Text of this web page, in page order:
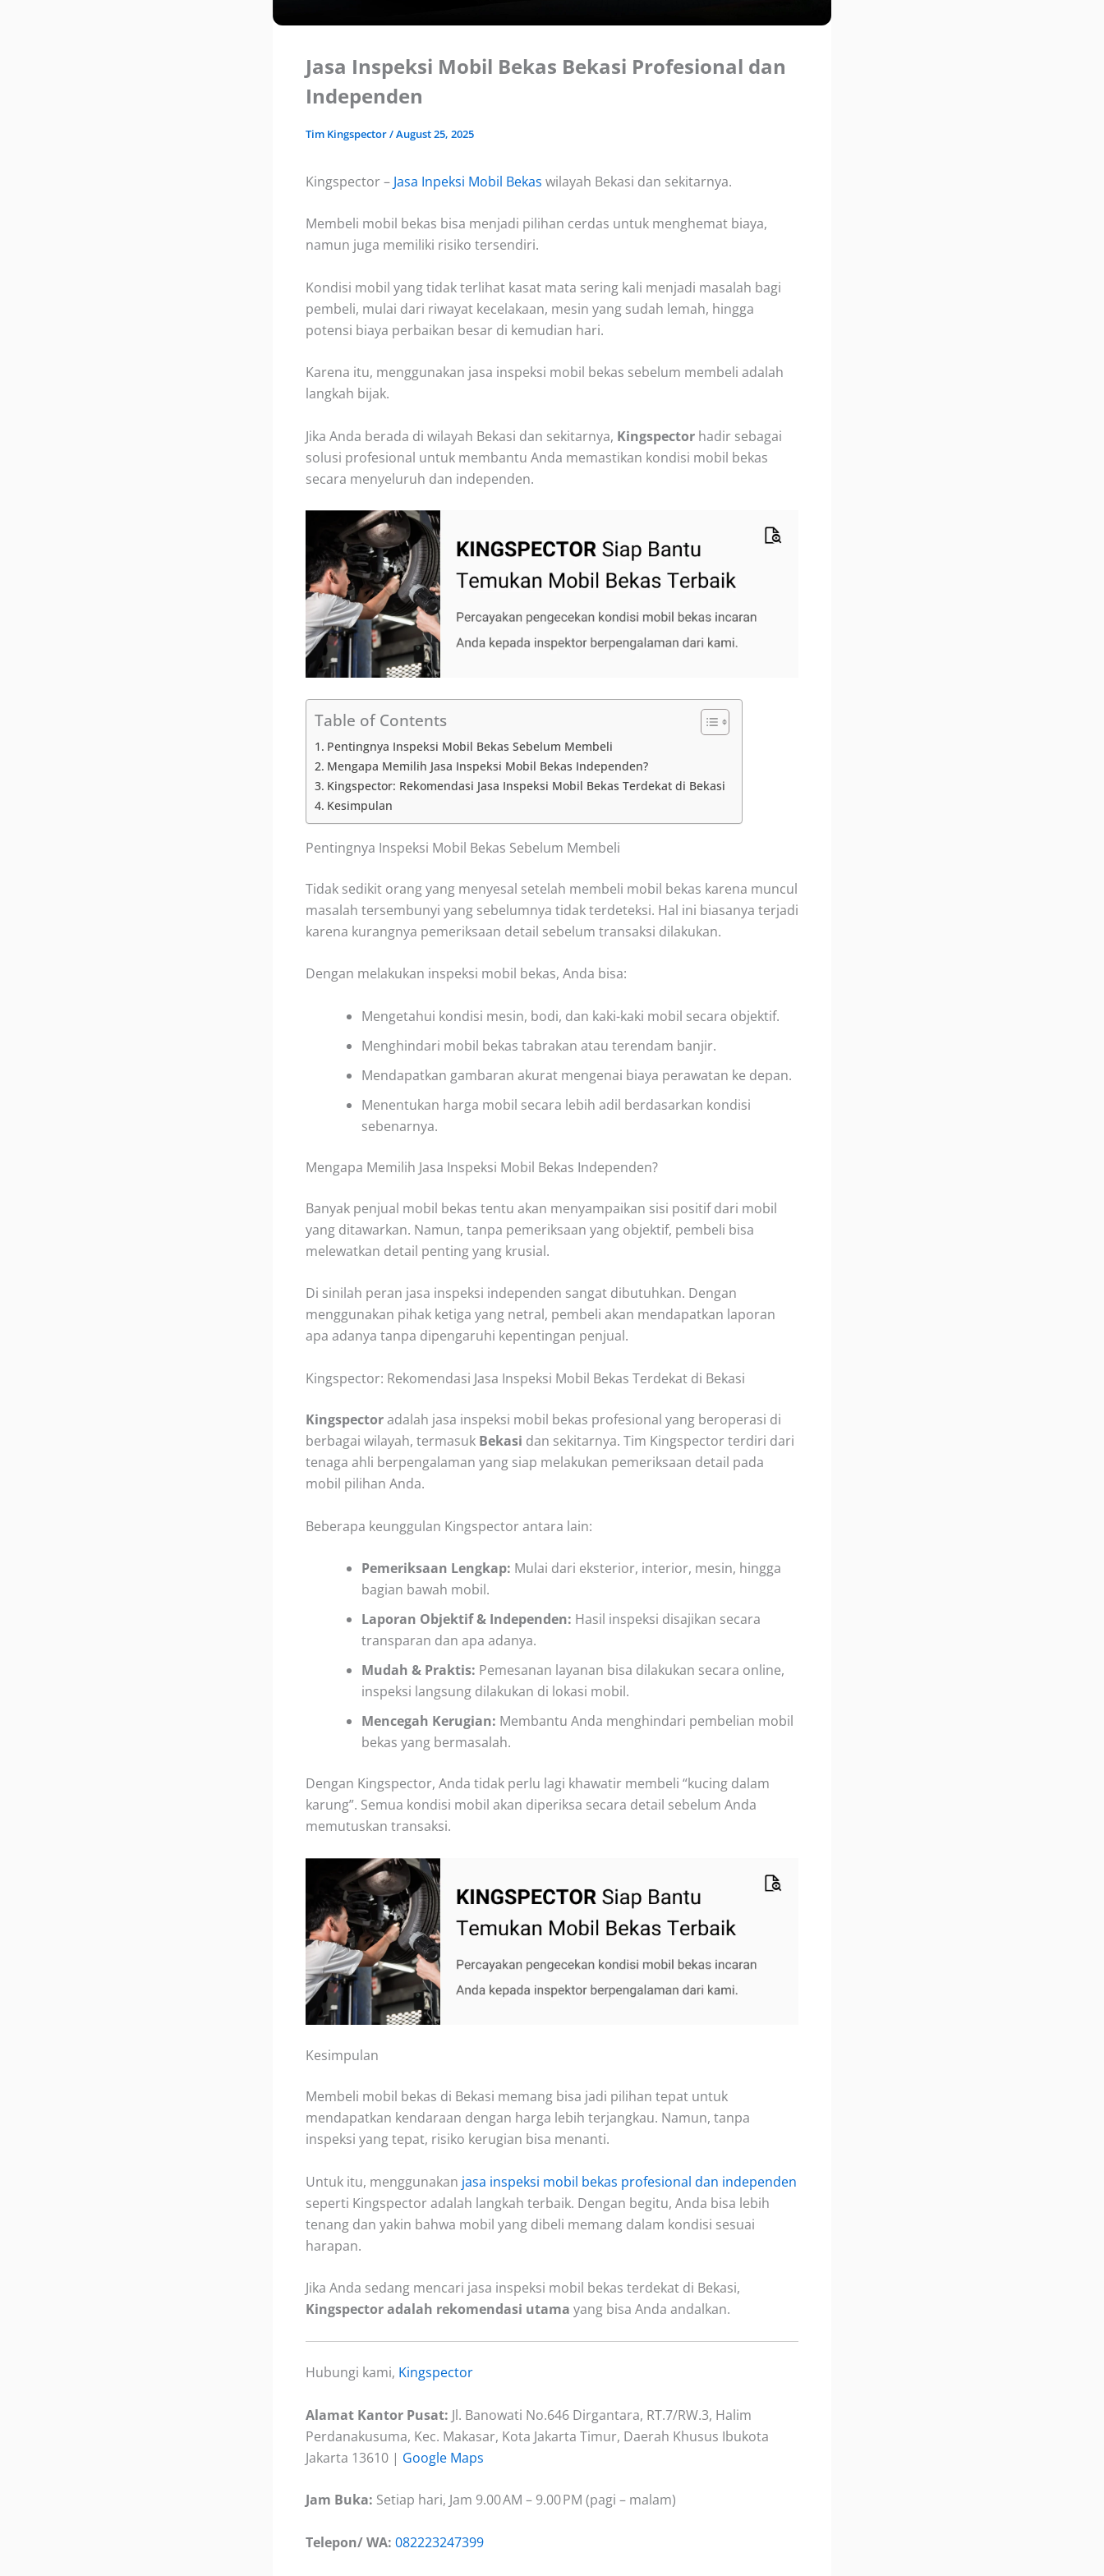
Jasa Inspeksi Mobil Bekas Bekasi Profesional dan
Independen
Tim Kingspector/August 25, 2025
Kingspector – Jasa Inpeksi Mobil Bekas wilayah Bekasi dan sekitarnya.
Membeli mobil bekas bisa menjadi pilihan cerdas untuk menghemat biaya,
namun juga memiliki risiko tersendiri.
Kondisi mobil yang tidak terlihat kasat mata sering kali menjadi masalah bagi
pembeli, mulai dari riwayat kecelakaan, mesin yang sudah lemah, hingga
potensi biaya perbaikan besar di kemudian hari.
Karena itu, menggunakan jasa inspeksi mobil bekas sebelum membeli adalah
langkah bijak.
Jika Anda berada di wilayah Bekasi dan sekitarnya, Kingspector hadir sebagai
solusi profesional untuk membantu Anda memastikan kondisi mobil bekas
secara menyeluruh dan independen.
Table of Contents
Pentingnya Inspeksi Mobil Bekas Sebelum Membeli
Mengapa Memilih Jasa Inspeksi Mobil Bekas Independen?
Kingspector: Rekomendasi Jasa Inspeksi Mobil Bekas Terdekat di Bekasi
Kesimpulan
Pentingnya Inspeksi Mobil Bekas Sebelum Membeli
Tidak sedikit orang yang menyesal setelah membeli mobil bekas karena muncul
masalah tersembunyi yang sebelumnya tidak terdeteksi. Hal ini biasanya terjadi
karena kurangnya pemeriksaan detail sebelum transaksi dilakukan.
Dengan melakukan inspeksi mobil bekas, Anda bisa:
Mengetahui kondisi mesin, bodi, dan kaki-kaki mobil secara objektif.
Menghindari mobil bekas tabrakan atau terendam banjir.
Mendapatkan gambaran akurat mengenai biaya perawatan ke depan.
Menentukan harga mobil secara lebih adil berdasarkan kondisi
sebenarnya.
Mengapa Memilih Jasa Inspeksi Mobil Bekas Independen?
Banyak penjual mobil bekas tentu akan menyampaikan sisi positif dari mobil
yang ditawarkan. Namun, tanpa pemeriksaan yang objektif, pembeli bisa
melewatkan detail penting yang krusial.
Di sinilah peran jasa inspeksi independen sangat dibutuhkan. Dengan
menggunakan pihak ketiga yang netral, pembeli akan mendapatkan laporan
apa adanya tanpa dipengaruhi kepentingan penjual.
Kingspector: Rekomendasi Jasa Inspeksi Mobil Bekas Terdekat di Bekasi
Kingspectoradalah jasa inspeksi mobil bekas profesional yang beroperasi di
berbagai wilayah, termasuk Bekasi dan sekitarnya. Tim Kingspector terdiri dari
tenaga ahli berpengalaman yang siap melakukan pemeriksaan detail pada
mobil pilihan Anda.
Beberapa keunggulan Kingspector antara lain:
Pemeriksaan Lengkap: Mulai dari eksterior, interior, mesin, hingga
bagian bawah mobil.
Laporan Objektif & Independen: Hasil inspeksi disajikan secara
transparan dan apa adanya.
Mudah & Praktis: Pemesanan layanan bisa dilakukan secara online,
inspeksi langsung dilakukan di lokasi mobil.
Mencegah Kerugian: Membantu Anda menghindari pembelian mobil
bekas yang bermasalah.
Dengan Kingspector, Anda tidak perlu lagi khawatir membeli “kucing dalam
karung”. Semua kondisi mobil akan diperiksa secara detail sebelum Anda
memutuskan transaksi.
Kesimpulan
Membeli mobil bekas di Bekasi memang bisa jadi pilihan tepat untuk
mendapatkan kendaraan dengan harga lebih terjangkau. Namun, tanpa
inspeksi yang tepat, risiko kerugian bisa menanti.
Untuk itu, menggunakan jasa inspeksi mobil bekas profesional dan independen
seperti Kingspector adalah langkah terbaik. Dengan begitu, Anda bisa lebih
tenang dan yakin bahwa mobil yang dibeli memang dalam kondisi sesuai
harapan.
Jika Anda sedang mencari jasa inspeksi mobil bekas terdekat di Bekasi,
Kingspector adalah rekomendasi utama yang bisa Anda andalkan.
Hubungi kami, Kingspector
Alamat Kantor Pusat: Jl. Banowati No.646 Dirgantara, RT.7/RW.3, Halim
Perdanakusuma, Kec. Makasar, Kota Jakarta Timur, Daerah Khusus Ibukota
Jakarta 13610 | Google Maps
Jam Buka: Setiap hari, Jam 9.00 AM – 9.00 PM (pagi – malam)
Telepon/ WA: 082223247399